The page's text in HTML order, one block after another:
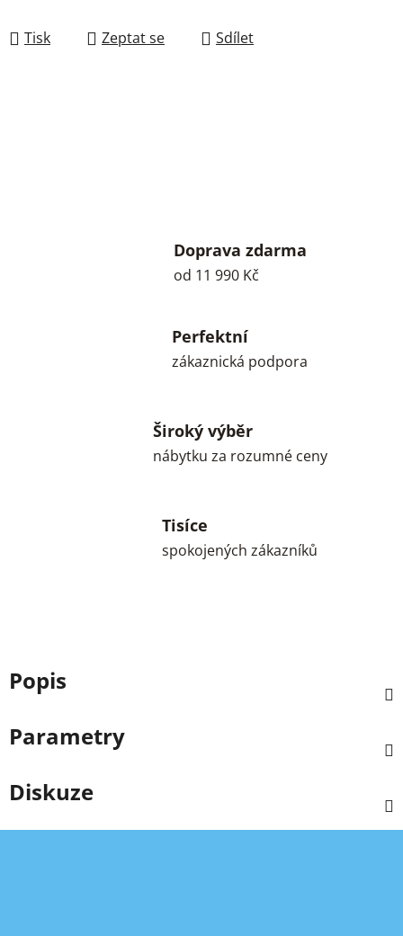
Tisk Zeptat se Sdílet
Doprava zdarma
od 11 990 Kč
Perfektní
zákaznická podpora
Široký výběr
nábytku za rozumné ceny
Tisíce
spokojených zákazníků
Popis
Parametry
Diskuze
Z